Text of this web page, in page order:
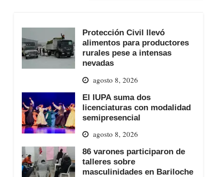
Protección Civil llevó
alimentos para productores
rurales pese a intensas
nevadas
agosto 8, 2026
El IUPA suma dos
licenciaturas con modalidad
semipresencial
agosto 8, 2026
86 varones participaron de
talleres sobre
masculinidades en Bariloche